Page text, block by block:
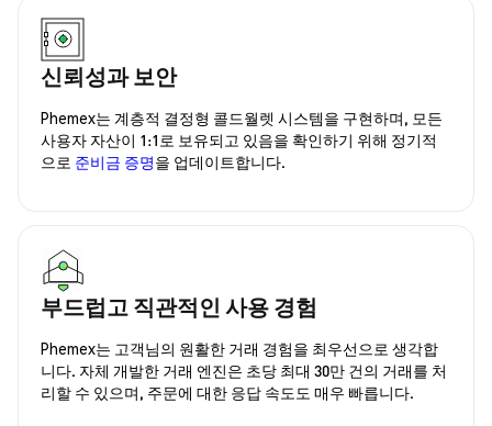
신뢰성과 보안
Phemex는 계층적 결정형 콜드월렛 시스템을 구현하며, 모든
사용자 자산이 1:1로 보유되고 있음을 확인하기 위해 정기적
으로 준비금 증명을 업데이트합니다.
부드럽고 직관적인 사용 경험
Phemex는 고객님의 원활한 거래 경험을 최우선으로 생각합
니다. 자체 개발한 거래 엔진은 초당 최대 30만 건의 거래를 처
리할 수 있으며, 주문에 대한 응답 속도도 매우 빠릅니다.